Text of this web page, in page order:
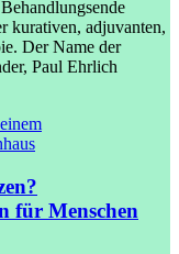
kurativen, adjuvanten,
Der Name der
Paul Ehrlich
für Menschen